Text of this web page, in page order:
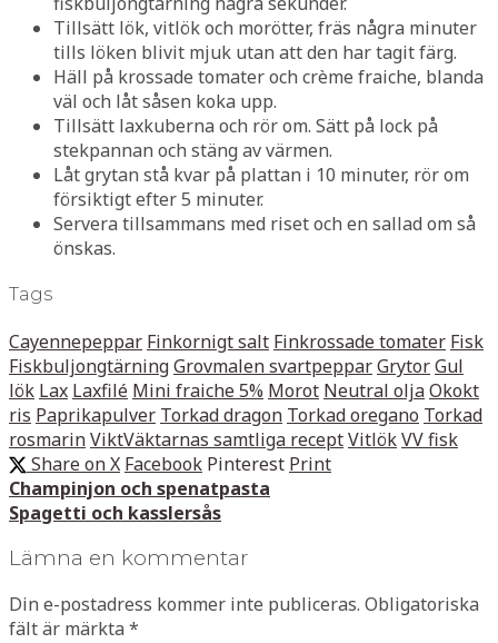
Tillsätt lök, vitlök och morötter, fräs några minuter
tills löken blivit mjuk utan att den har tagit färg.
Häll på krossade tomater och crème fraiche, blanda
väl och låt såsen koka upp.
Tillsätt laxkuberna och rör om. Sätt på lock på
stekpannan och stäng av värmen.
Låt grytan stå kvar på plattan i 10 minuter, rör om
försiktigt efter 5 minuter.
Servera tillsammans med riset och en sallad om så
önskas.
Tags
Cayennepeppar Finkornigt salt Finkrossade tomater Fisk
FiskbuljongtärningGrovmalen svartpepparGrytorGul
lök Lax Laxfilé Mini fraiche 5% Morot Neutral oljaOkokt
ris Paprikapulver Torkad dragon Torkad oregano Torkad
rosmarinViktVäktarnas samtliga receptVitlökVV fisk
Share on X Facebook Pinterest Print
Champinjon och spenatpasta
Spagetti och kasslersås
Lämna en kommentar
Din e-postadress kommer inte publiceras. Obligatoriska
fält är märkta *